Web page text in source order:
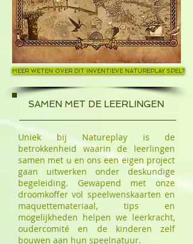
MEER WETEN OVER DIT INVENTIEVE NATUREPLAY SPEL?
SAMEN MET DE LEERLINGEN
Uniek bij Natureplay is de
betrokkenheid waarin de leerlingen
samen met u en ons een eigen project
gaan uitwerken onder deskundige
begeleiding. Gewapend met onze
droomkoffer vol speelwenskaarten en
maquettemateriaal, tips en
mogelijkheden helpen we leerkracht,
oudercomité en de kinderen zelf
bouwen aan hun speelnatuur.